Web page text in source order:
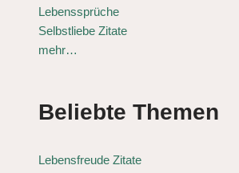
Lebenssprüche
Selbstliebe Zitate
mehr…
Beliebte Themen
Lebensfreude Zitate